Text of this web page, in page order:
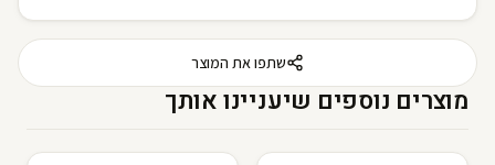
שתפו את המוצר
מוצרים נוספים שיעניינו אותך